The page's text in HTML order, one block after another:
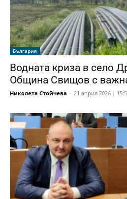
България
Водната криза в село
Община Свищов с
Николета Стойчева - 21 април 2026 |